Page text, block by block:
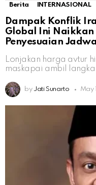
Berita INTERNASIONAL
Dampak Konflik
Global Ini
Penyesuaian
Lonjakan harga avtur
maskapai ambil
by Jati Sunarto May